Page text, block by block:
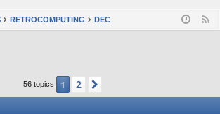
RETROCOMPUTING DEC
56 topics 1 2